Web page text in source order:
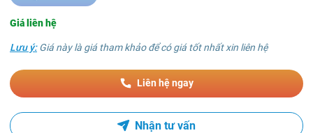
Giá liên hệ
Lưu ý:Giá này là giá tham khảo để có giá tốt nhất xin liên hệ
Liên hệ ngay
Nhận tư vấn